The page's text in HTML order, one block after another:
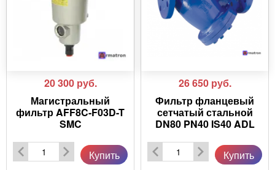
20 300 руб.
Магистральный
фильтр AFF8C-F03D-T
SMC
Купить
26 650 руб.
Фильтр фланцевый
сетчатый стальной
DN80 PN40 IS40 ADL
Купить